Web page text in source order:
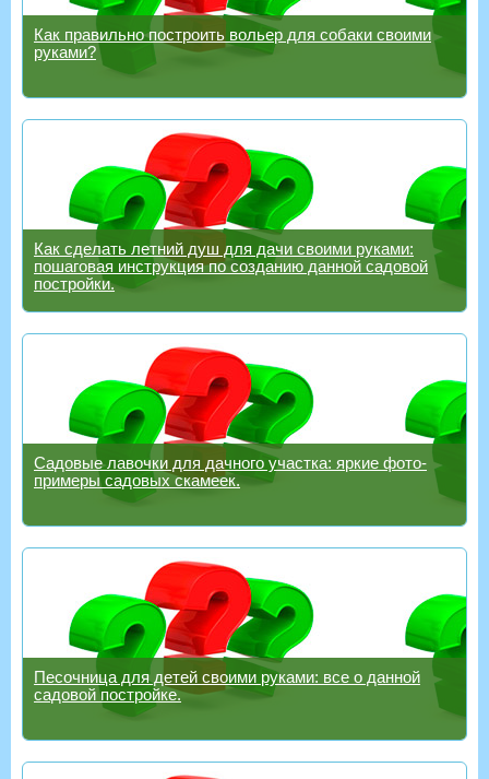
Как правильно построить вольер для собаки своими
руками?
Как сделать летний душ для дачи своими руками:
пошаговая инструкция по созданию данной садовой
постройки.
Садовые лавочки для дачного участка: яркие фото-
примеры садовых скамеек.
Песочница для детей своими руками: все о данной
садовой постройке.